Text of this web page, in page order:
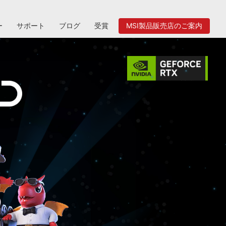
サポート ブログ 受賞 MSI製品販売店のご案内